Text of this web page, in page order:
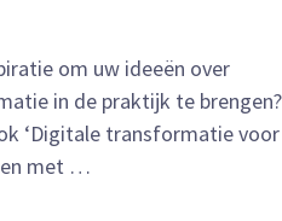
om uw ideeën over
in de praktijk te brengen?
‘Digitale transformatie voor
met …